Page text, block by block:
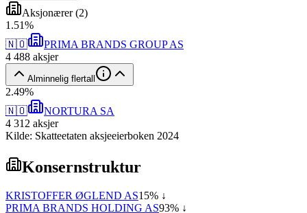
Aksjonærer(2)
1 .51%
🇳🇴
PRIMA BRANDS GROUP AS
4 488 aksjer
Alminnelig flertall
2.49%
🇳🇴
NORTURA SA
4 312 aksjer
Kilde: Skatteetaten aksjeeierboken 2024
Konsernstruktur
KRISTOFFER ØGLEND AS15% ↓
PRIMA BRANDS HOLDING AS93% ↓